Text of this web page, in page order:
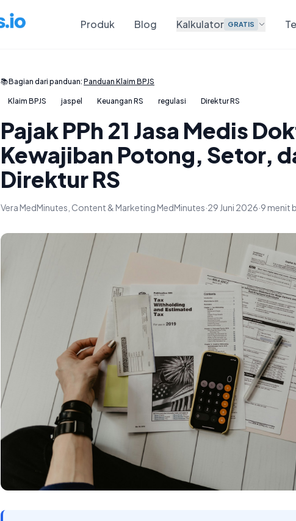
Produk Blog Kalkulator GRATIS
📚Bagian dari panduan: Panduan Klaim BPJS
Klaim BPJS jaspel Keuangan RS regulasi Direktur RS
Pajak PPh 21 Jasa Medis
Kewajiban Potong, Setor,
Direktur RS
Vera MedMinutes, Content & Marketing MedMinutes·29 Juni 2026·9 menit